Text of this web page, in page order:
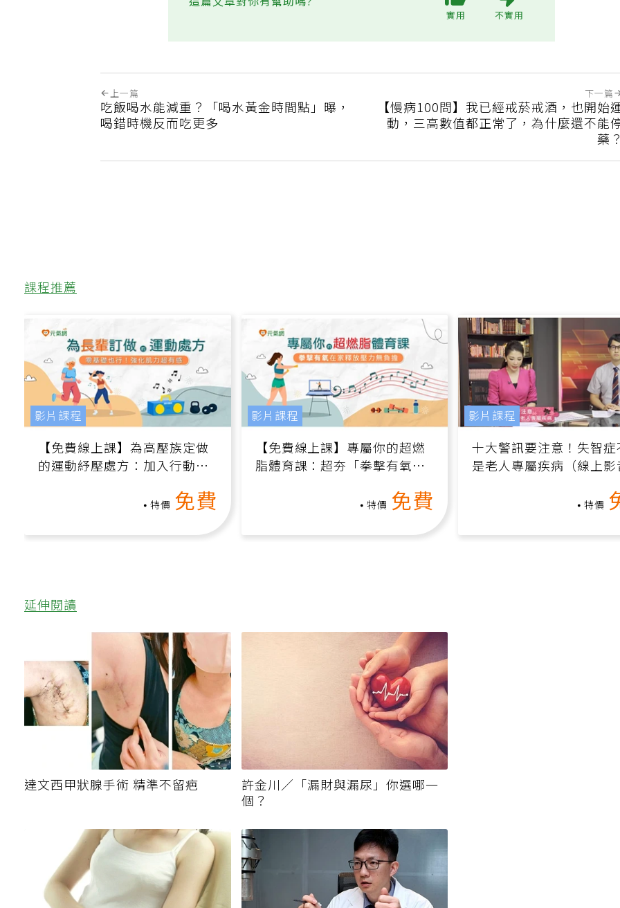
這篇文章對你有幫助嗎?
實用 不實用
上一篇
吃飯喝水能減重？「喝水黃金時間點」曝，
喝錯時機反而吃更多
下一篇
【慢病100問】我已經戒菸戒酒，也開始
動，三高數值都正常了，為什麼還不能
藥？
課程推薦
【免費線上課】為高壓族定做
的運動紓壓處方：加入行動、
增肌、互動元素，0基礎也能
免費
影片課程
【免費線上課】專屬你的超燃
脂體育課：超夯「拳擊有氧」
高壓族在家釋放壓力無負擔
免費
影片課程
十大警訊要注意！失智症
是老人專屬疾病（線上影
影片課程
延伸閱讀
達文西甲狀腺手術 精準不留疤 許金川／「漏財與漏尿」你選哪一
個？